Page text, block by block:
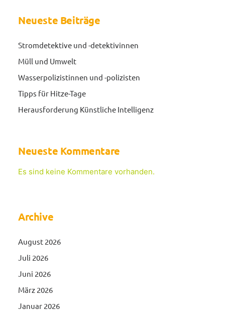
Neueste Beiträge
Stromdetektive und -detektivinnen
Müll und Umwelt
Wasserpolizistinnen und -polizisten
Tipps für Hitze-Tage
Herausforderung Künstliche Intelligenz
Neueste Kommentare
Es sind keine Kommentare vorhanden.
Archive
August 2026
Juli 2026
Juni 2026
März 2026
Januar 2026